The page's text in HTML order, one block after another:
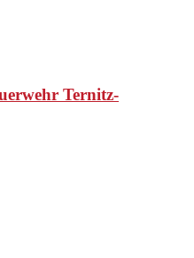
Ternitz-